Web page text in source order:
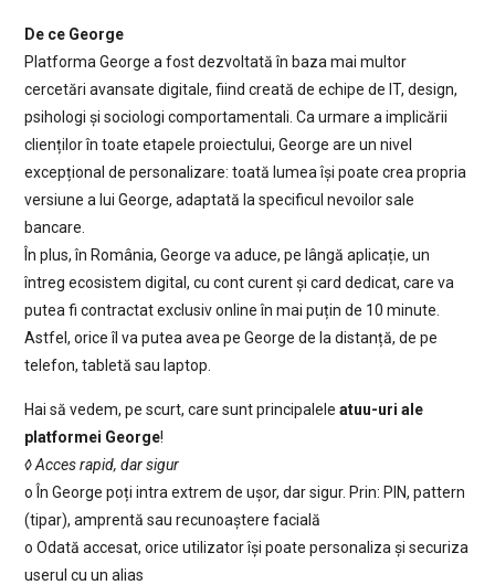
De ce George
Platforma George a fost dezvoltată în baza mai multor
cercetări avansate digitale, fiind creată de echipe de IT, design,
psihologi și sociologi comportamentali. Ca urmare a implicării
clienților în toate etapele proiectului, George are un nivel
excepțional de personalizare: toată lumea își poate crea propria
versiune a lui George, adaptată la specificul nevoilor sale
bancare.
În plus, în România, George va aduce, pe lângă aplicație, un
întreg ecosistem digital, cu cont curent și card dedicat, care va
putea fi contractat exclusiv online în mai puțin de 10 minute.
Astfel, orice îl va putea avea pe George de la distanță, de pe
telefon, tabletă sau laptop.
Hai să vedem, pe scurt, care sunt principalele atuu-uri ale
platformei George!
◊ Acces rapid, dar sigur
o În George poți intra extrem de ușor, dar sigur. Prin: PIN, pattern
(tipar), amprentă sau recunoaștere facială
o Odată accesat, orice utilizator își poate personaliza și securiza
userul cu un alias